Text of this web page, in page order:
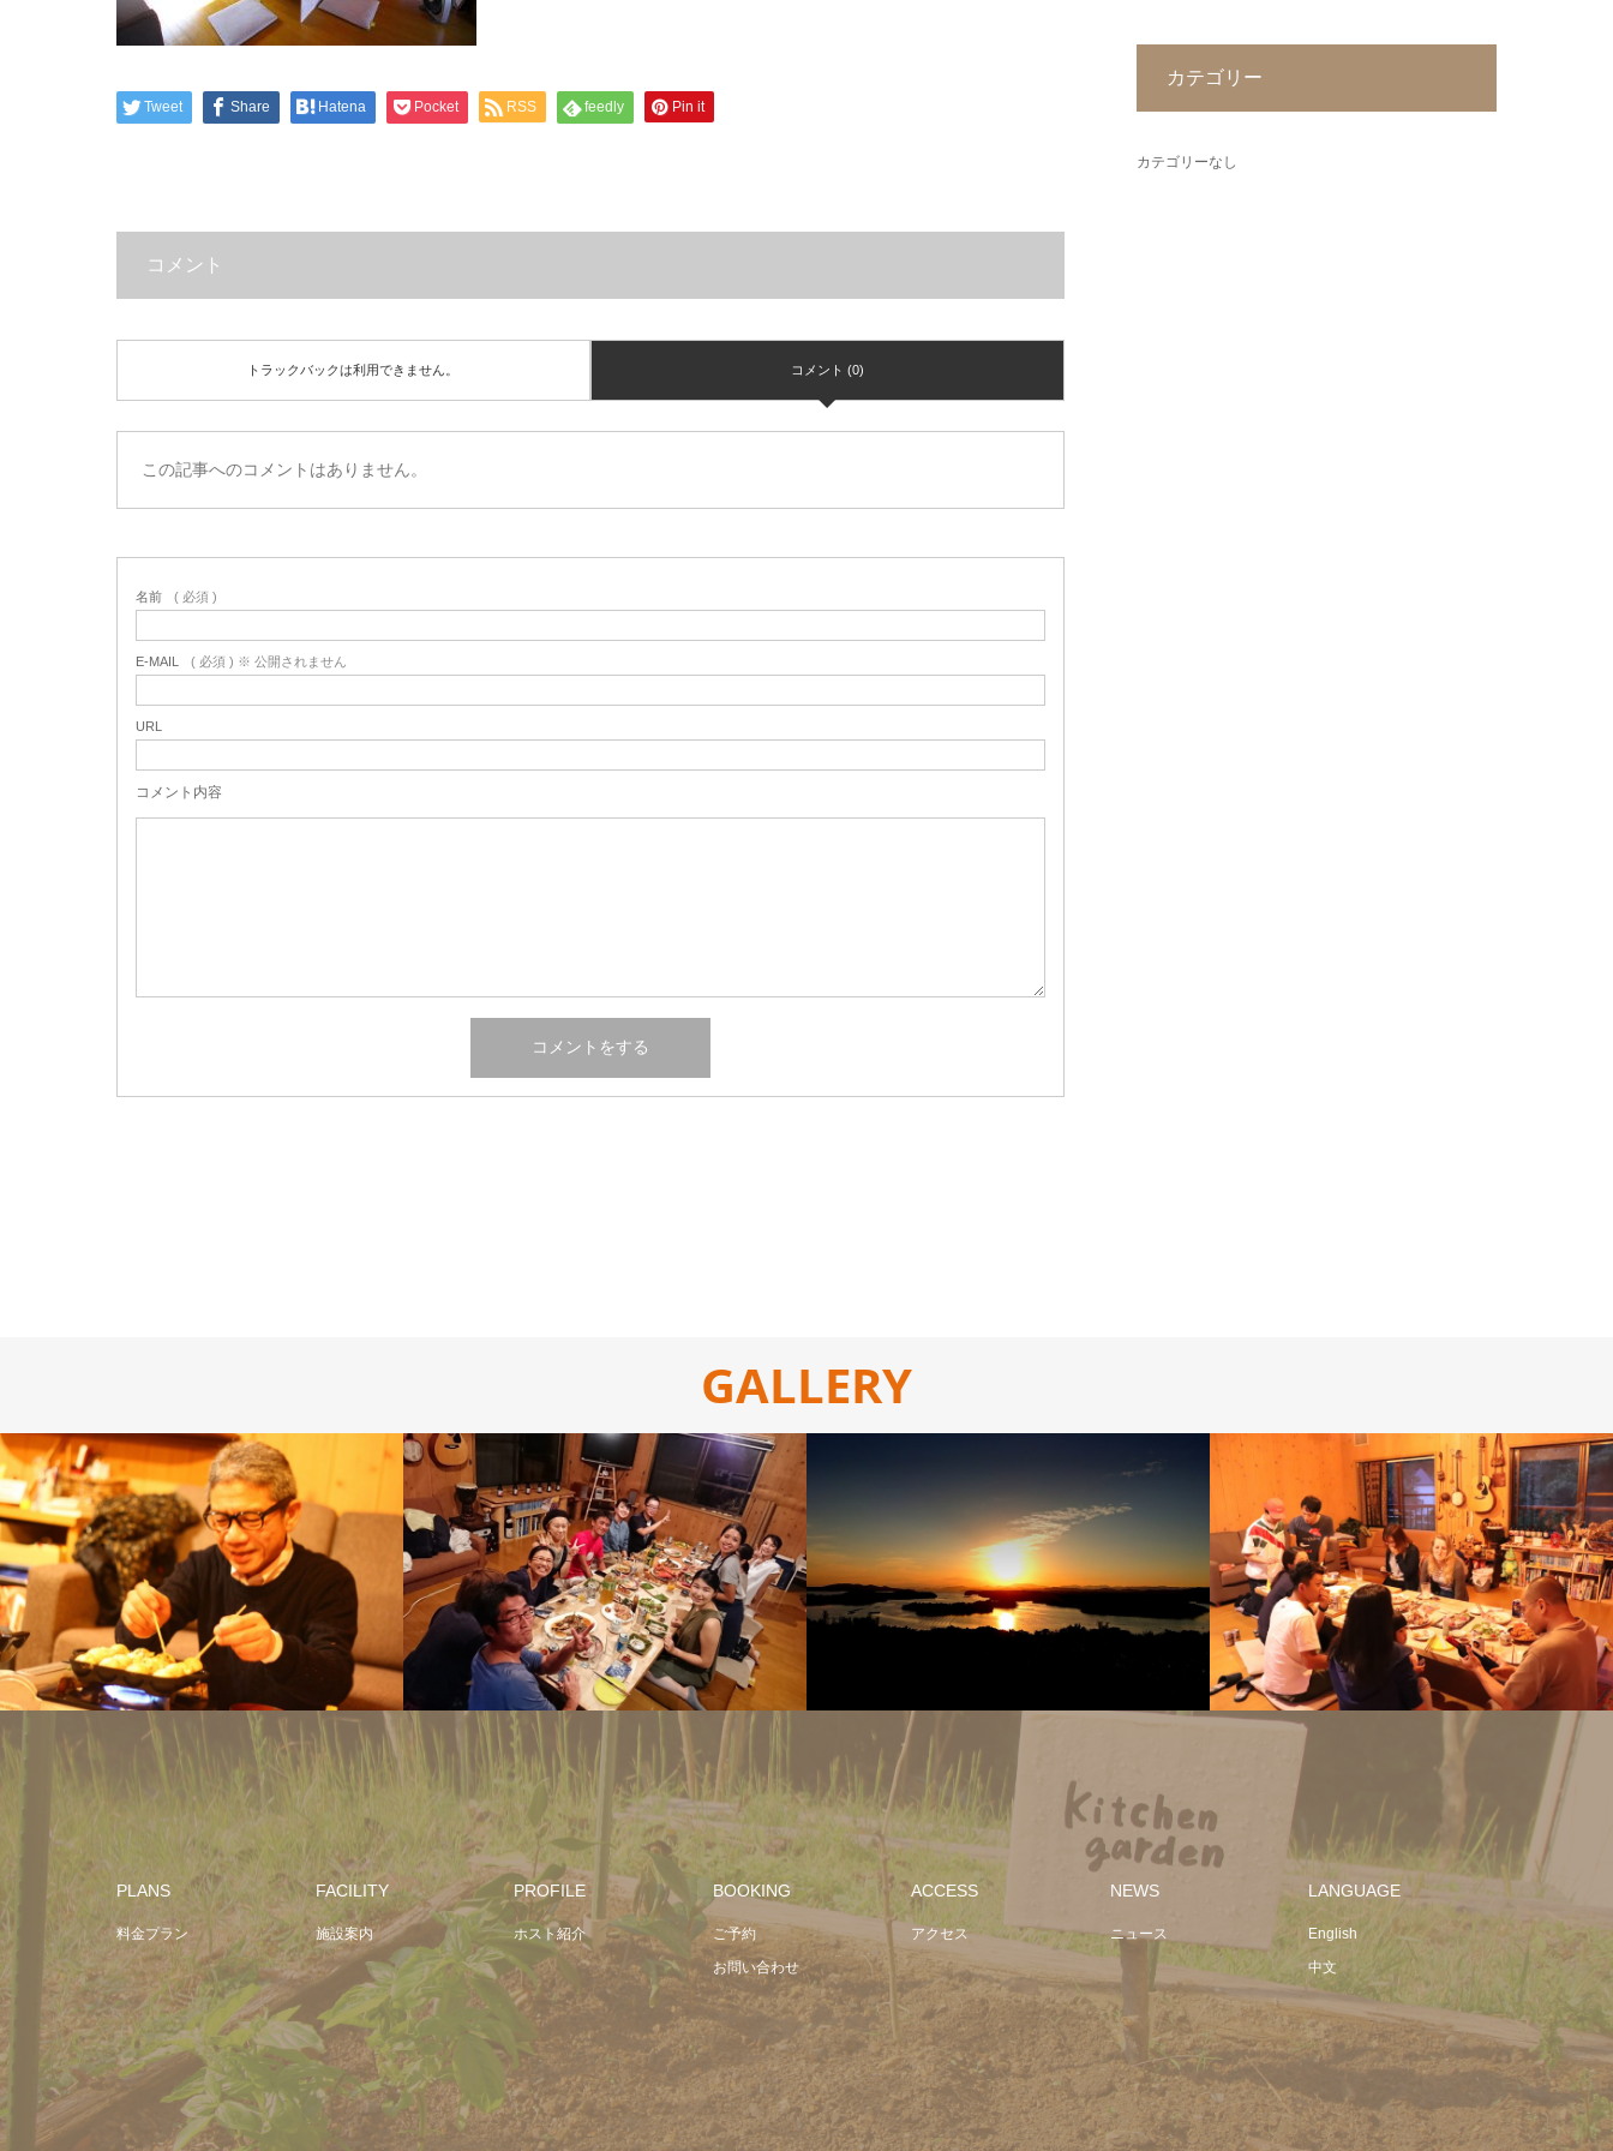
Tweet Share Hatena Pocket RSS feedly Pin it
コメント
トラックバックは利用できません。 コメント (0)
この記事へのコメントはありません。
名前 ( 必須 )
E-MAIL ( 必須 ) ※ 公開されません
URL
コメント内容
カテゴリー
カテゴリーなし
GALLERY
イベントの様子 周辺観光地 パーティー！ たこ焼きパーティー！！
PLANS
料金プラン
FACILITY
施設案内
PROFILE
ホスト紹介
BOOKING
ご予約
お問い合わせ
ACCESS
アクセス
NEWS
ニュース
LANGUAGE
English
中文